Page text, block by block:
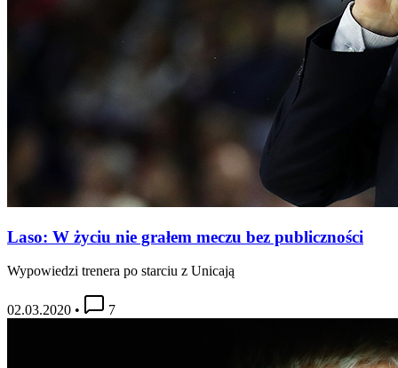
Laso: W życiu nie grałem meczu bez publiczności
Wypowiedzi trenera po starciu z Unicają
02.03.2020 • 7